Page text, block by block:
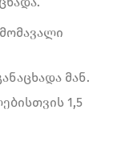
მან.
1,5